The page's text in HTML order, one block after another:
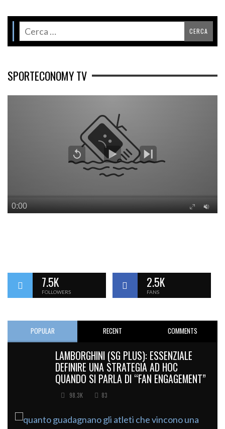
SPORTECONOMY TV
7.5K
FOLLOWERS
2.5K
FANS
POPULAR RECENT COMMENTS
LAMBORGHINI (SG PLUS): ESSENZIALE
DEFINIRE UNA STRATEGIA AD HOC
QUANDO SI PARLA DI “FAN ENGAGEMENT”
98.3K 83